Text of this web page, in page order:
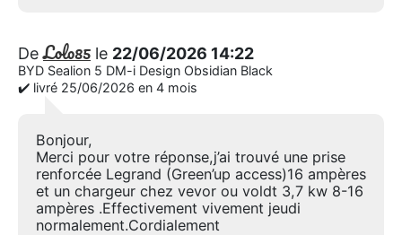
DeLolo85 le 22/06/2026 14:22
BYD Sealion 5 DM-i Design Obsidian Black
✔️ livré 25/06/2026 en 4 mois
Bonjour,
Merci pour votre réponse,j’ai trouvé une prise
renforcée Legrand (Green’up access)16 ampères
et un chargeur chez vevor ou voldt 3,7 kw 8-16
ampères .Effectivement vivement jeudi
normalement.Cordialement